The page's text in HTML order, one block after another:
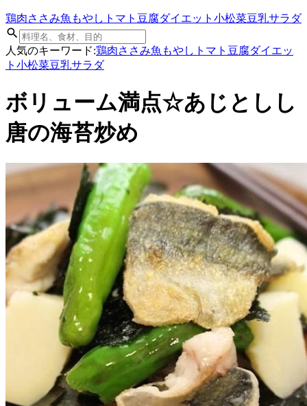
鶏肉ささみ魚 もやし トマト 豆腐ダイエット 小松菜豆乳サラダ
人気のキーワード:鶏肉ささみ魚 もやし トマト 豆腐ダイエッ
ト 小松菜豆乳サラダ
ボリューム満点☆あじとしし
唐の海苔炒め